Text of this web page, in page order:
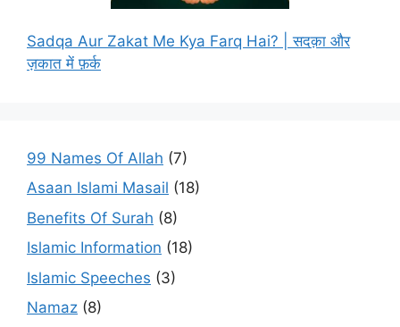
Sadqa Aur Zakat Me Kya Farq Hai? | सदक़ा और
ज़कात में फ़र्क
99 Names Of Allah (7)
Asaan Islami Masail (18)
Benefits Of Surah (8)
Islamic Information (18)
Islamic Speeches (3)
Namaz (8)